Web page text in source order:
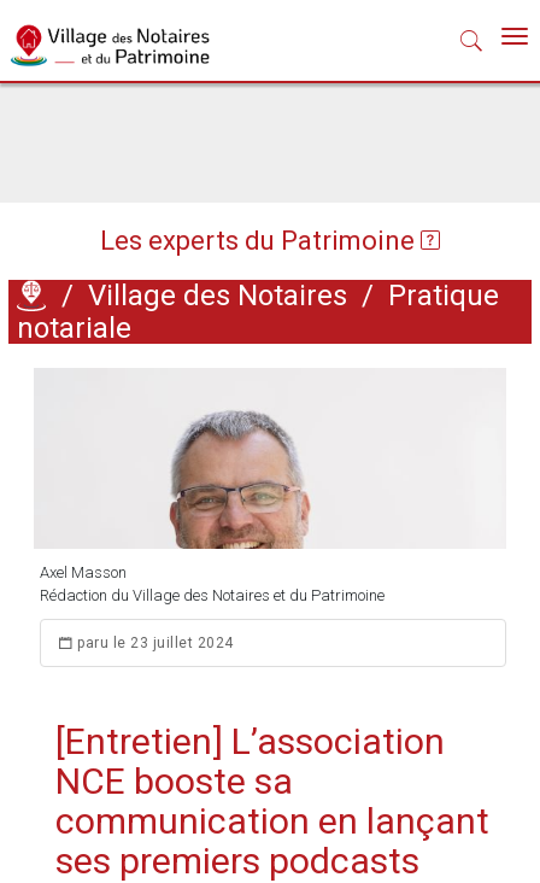
Les experts du Patrimoine
/ Village des Notaires / Pratique
notariale
Axel Masson
Rédaction du Village des Notaires et du Patrimoine
paru le 23 juillet 2024
[Entretien] L’association
NCE booste sa
communication en lançant
ses premiers podcasts